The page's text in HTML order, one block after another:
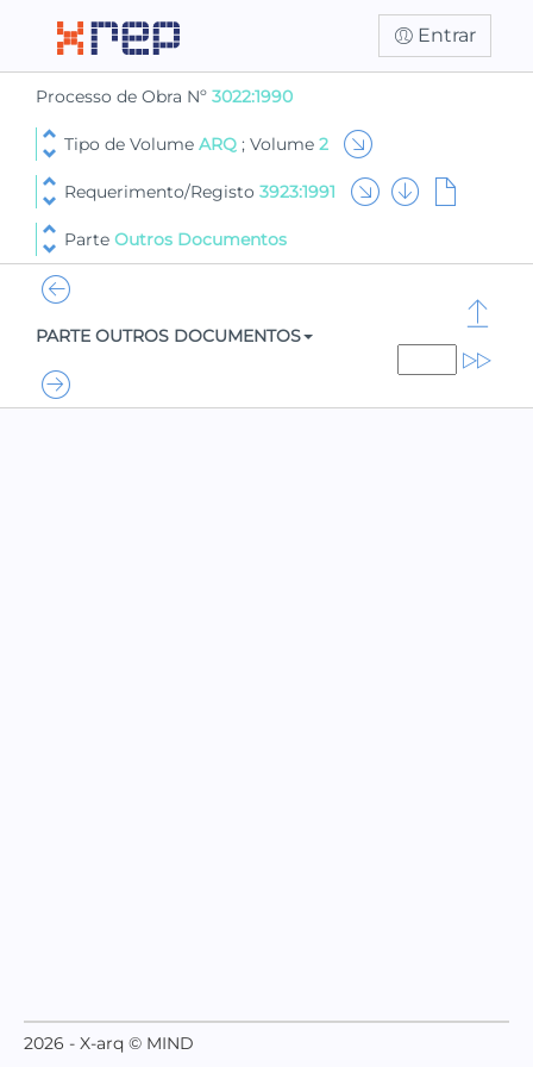
Entrar
Processo de Obra Nº 3022:1990
Tipo de Volume ARQ ; Volume 2
Requerimento/Registo 3923:1991
Parte Outros Documentos
PARTE OUTROS DOCUMENTOS
2026 - X-arq © MIND